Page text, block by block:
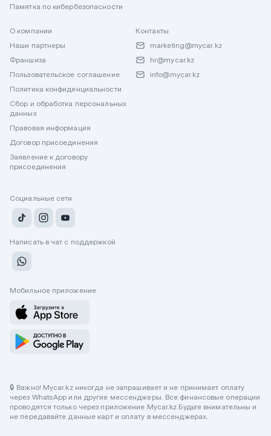
Памятка по кибербезопасности
О компании
Наши партнеры
Франшиза
Пользовательское соглашение
Политика конфиденциальности
Сбор и обработка персональных
данных
Правовая информация
Договор присоединения
Заявление к договору
присоединения
Контакты
marketing@mycar.kz
hr@mycar.kz
info@mycar.kz
Социальные сети
Написать в чат с поддержкой
Мобильное приложение
🔒 Важно! Mycar.kz никогда не запрашивает и не принимает оплату
через WhatsApp или другие мессенджеры. Все финансовые операции
проводятся только через приложение Mycar.kz Будьте внимательны и
не передавайте данные карт и оплату в мессенджерах.